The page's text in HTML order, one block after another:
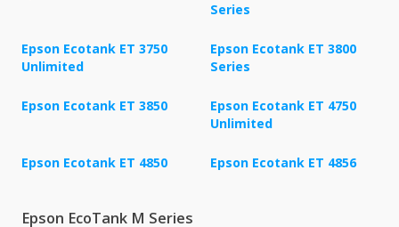
Series
Epson Ecotank ET 3750
Unlimited
Epson Ecotank ET 3800
Series
Epson Ecotank ET 3850
Epson Ecotank ET 4750
Unlimited
Epson Ecotank ET 4850 Epson Ecotank ET 4856
Epson EcoTank M Series